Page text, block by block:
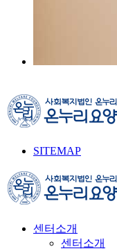
SITEMAP
센터소개
센터소개